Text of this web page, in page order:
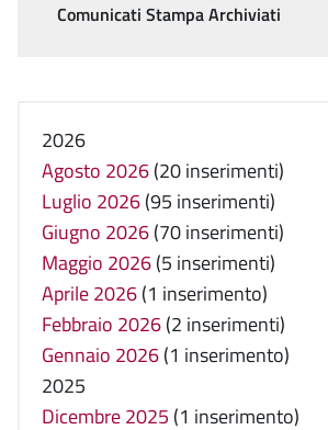
Comunicati Stampa Archiviati
2026
Agosto 2026(20 inserimenti)
Luglio 2026(95 inserimenti)
Giugno 2026(70 inserimenti)
Maggio 2026(5 inserimenti)
Aprile 2026(1 inserimento)
Febbraio 2026(2 inserimenti)
Gennaio 2026(1 inserimento)
2025
Dicembre 2025 (1 inserimento)